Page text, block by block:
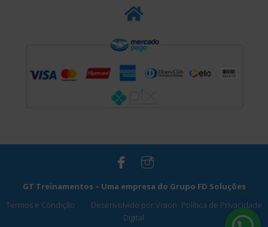
GT Treinamentos – Uma empresa do Grupo FD Soluções
Termos e Condição
Desenvolvido por Vision
Digital
Política de Privacidade